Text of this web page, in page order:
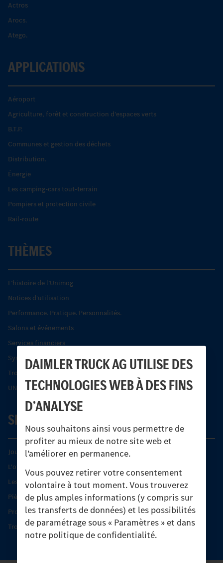
DAIMLER TRUCK AG UTILISE DES
TECHNOLOGIES WEB À DES FINS
D’ANALYSE
Nous souhaitons ainsi vous permettre de
profiter au mieux de notre site web et
l’améliorer en permanence.
Vous pouvez retirer votre consentement
volontaire à tout moment. Vous trouverez
de plus amples informations (y compris sur
les transferts de données) et les possibilités
de paramétrage sous « Paramètres » et dans
notre politique de confidentialité.
Actros
Arocs.
Atego.
APPLICATIONS
Aéroport
Agriculture, forêt et construction d'espaces verts
B.T.P.
Communes et gestion des déchets
Distribution.
Énergie
Les camping-cars tout-terrain
Pompiers et protection civile
Rail-route
THÈMES
L’histoire de l’Unimog
Notices d'utilisation
Performance. Pratique. Personnalités.
Salons et événements
Services financiers
Systèmes de sécurité Econic
Trouver un partenaire
UNI-TOUCH®
SERVICE
Journées diagnostic Technique S.A.V Unimog
L'offre de services Unimog
Les produits phares
Pièces d’origine
Protection et maintien de la valeur
Trouver un partenaire